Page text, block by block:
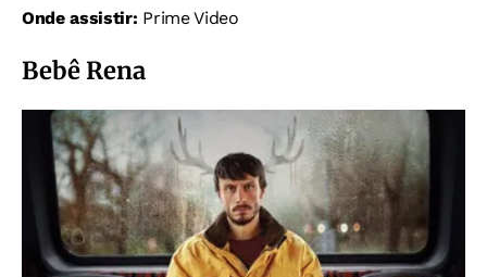
Onde assistir: Prime Video
Bebê Rena